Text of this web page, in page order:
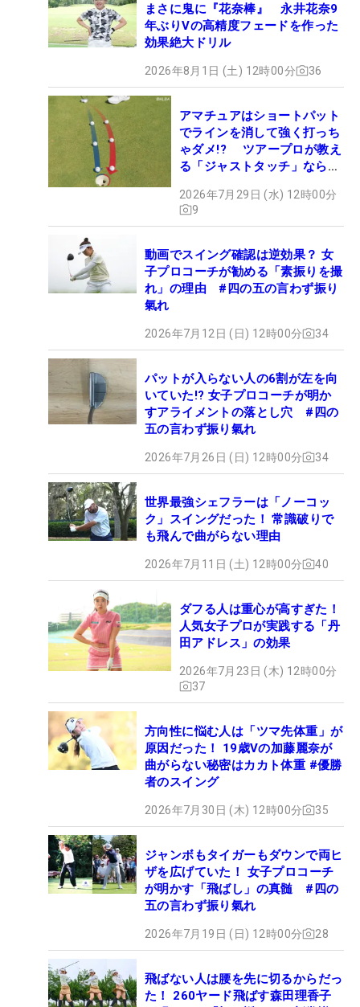
まさに鬼に『花奈棒』 永井花奈9
年ぶりVの高精度フェードを作った
効果絶大ドリル
2026年8月1日 (土) 12時00分 36
アマチュアはショートパット
でラインを消して強く打っち
ゃダメ!? ツアープロが教え
る「ジャストタッチ」なら3
2026年7月29日 (水) 12時00分
9
動画でスイング確認は逆効果？ 女
子プロコーチが勧める「素振りを撮
れ」の理由 #四の五の言わず振り
氣れ
2026年7月12日 (日) 12時00分 34
パットが入らない人の6割が左を向
いていた!? 女子プロコーチが明か
すアライメントの落とし穴 #四の
五の言わず振り氣れ
2026年7月26日 (日) 12時00分 34
世界最強シェフラーは「ノーコッ
ク」スイングだった！ 常識破りで
も飛んで曲がらない理由
2026年7月11日 (土) 12時00分 40
ダフる人は重心が高すぎた！
人気女子プロが実践する「丹
田アドレス」の効果
2026年7月23日 (木) 12時00分
37
方向性に悩む人は「ツマ先体重」が
原因だった！ 19歳Vの加藤麗奈が
曲がらない秘密はカカト体重 #優勝
者のスイング
2026年7月30日 (木) 12時00分 35
ジャンボもタイガーもダウンで両ヒ
ザを広げていた！ 女子プロコーチ
が明かす「飛ばし」の真髄 #四の
五の言わず振り氣れ
2026年7月19日 (日) 12時00分 28
飛ばない人は腰を先に切るからだっ
た！ 260ヤード飛ばす森田理香子